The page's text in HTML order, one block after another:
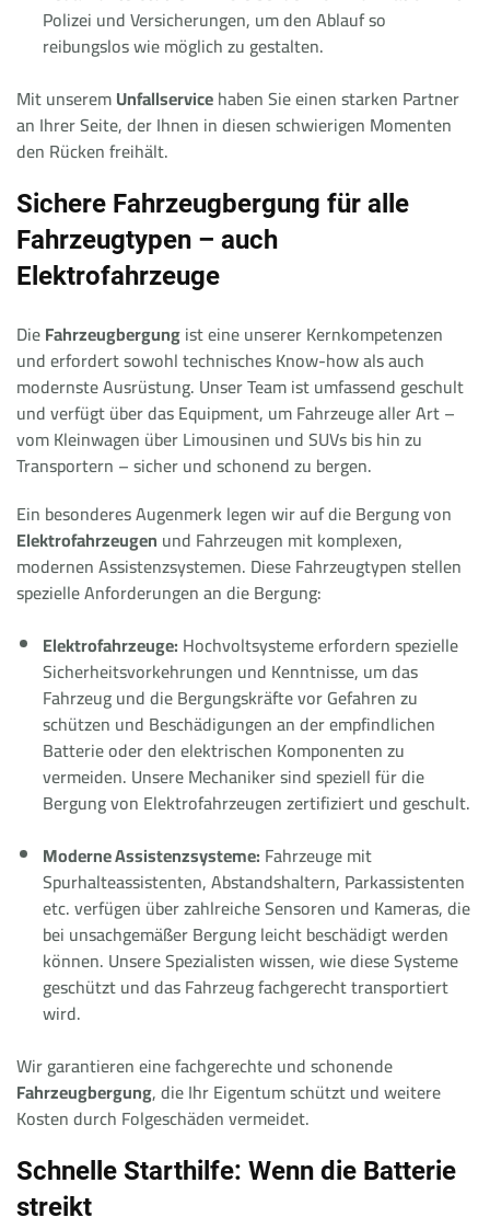
Polizei und Versicherungen, um den Ablauf so
reibungslos wie möglich zu gestalten.
Mit unseremUnfallservicehaben Sie einen starken Partner
an Ihrer Seite, der Ihnen in diesen schwierigen Momenten
den Rücken freihält.
Sichere Fahrzeugbergung für alle
Fahrzeugtypen – auch
Elektrofahrzeuge
DieFahrzeugbergungist eine unserer Kernkompetenzen
und erfordert sowohl technisches Know-how als auch
modernste Ausrüstung. Unser Team ist umfassend geschult
und verfügt über das Equipment, um Fahrzeuge aller Art –
vom Kleinwagen über Limousinen und SUVs bis hin zu
Transportern – sicher und schonend zu bergen.
Ein besonderes Augenmerk legen wir auf die Bergung von
Elektrofahrzeugen und Fahrzeugen mit komplexen,
modernen Assistenzsystemen. Diese Fahrzeugtypen stellen
spezielle Anforderungen an die Bergung:
Elektrofahrzeuge: Hochvoltsysteme erfordern spezielle
Sicherheitsvorkehrungen und Kenntnisse, um das
Fahrzeug und die Bergungskräfte vor Gefahren zu
schützen und Beschädigungen an der empfindlichen
Batterie oder den elektrischen Komponenten zu
vermeiden. Unsere Mechaniker sind speziell für die
Bergung von Elektrofahrzeugen zertifiziert und geschult.
Moderne Assistenzsysteme: Fahrzeuge mit
Spurhalteassistenten, Abstandshaltern, Parkassistenten
etc. verfügen über zahlreiche Sensoren und Kameras, die
bei unsachgemäßer Bergung leicht beschädigt werden
können. Unsere Spezialisten wissen, wie diese Systeme
geschützt und das Fahrzeug fachgerecht transportiert
wird.
Wir garantieren eine fachgerechte und schonende
Fahrzeugbergung, die Ihr Eigentum schützt und weitere
Kosten durch Folgeschäden vermeidet.
Schnelle Starthilfe: Wenn die Batterie
streikt